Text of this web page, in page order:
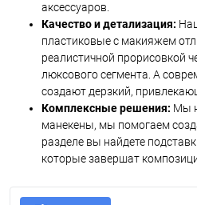
аксессуаров.
Качество и детализация:
пластиковые с макияжем
реалистичной прорисовкой
люксового сегмента. А
создают дерзкий,
Комплексные решения: Мы
манекены, мы помогаем
разделе вы найдете
которые завершат